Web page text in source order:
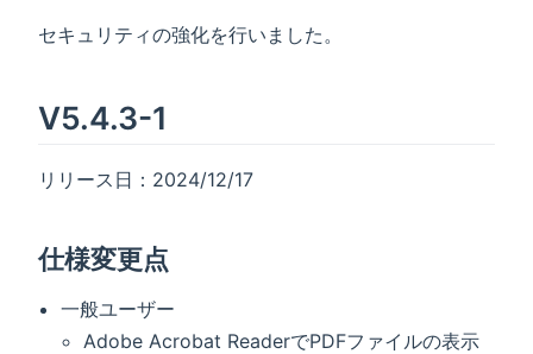
セキュリティの強化を行いました。
V5.4.3-1
リリース日：2024/12/17
仕様変更点
一般ユーザー
Adobe Acrobat ReaderでPDFファイルの表示